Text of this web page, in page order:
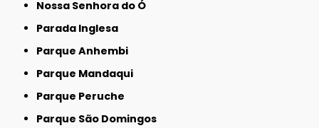
Nossa Senhora do Ó
Parada Inglesa
Parque Anhembi
Parque Mandaqui
Parque Peruche
Parque São Domingos